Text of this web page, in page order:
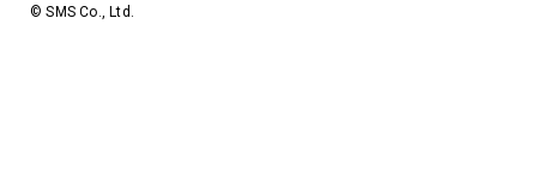
© SMS Co., Ltd.